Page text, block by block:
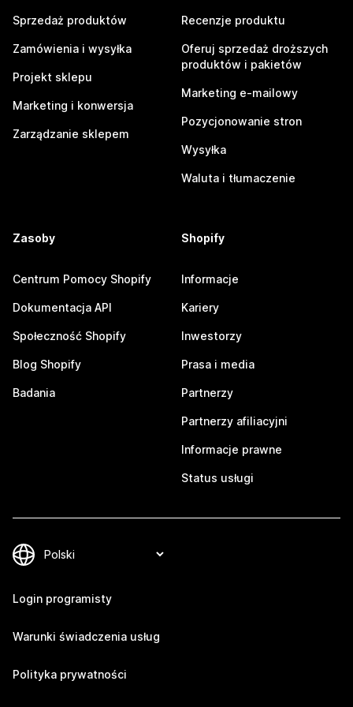
Sprzedaż produktów
Zamówienia i wysyłka
Projekt sklepu
Marketing i konwersja
Zarządzanie sklepem
Recenzje produktu
Oferuj sprzedaż droższych
produktów i pakietów
Marketing e-mailowy
Pozycjonowanie stron
Wysyłka
Waluta i tłumaczenie
Zasoby
Centrum Pomocy Shopify
Dokumentacja API
Społeczność Shopify
Blog Shopify
Badania
Shopify
Informacje
Kariery
Inwestorzy
Prasa i media
Partnerzy
Partnerzy afiliacyjni
Informacje prawne
Status usługi
Login programisty
Warunki świadczenia usług
Polityka prywatności